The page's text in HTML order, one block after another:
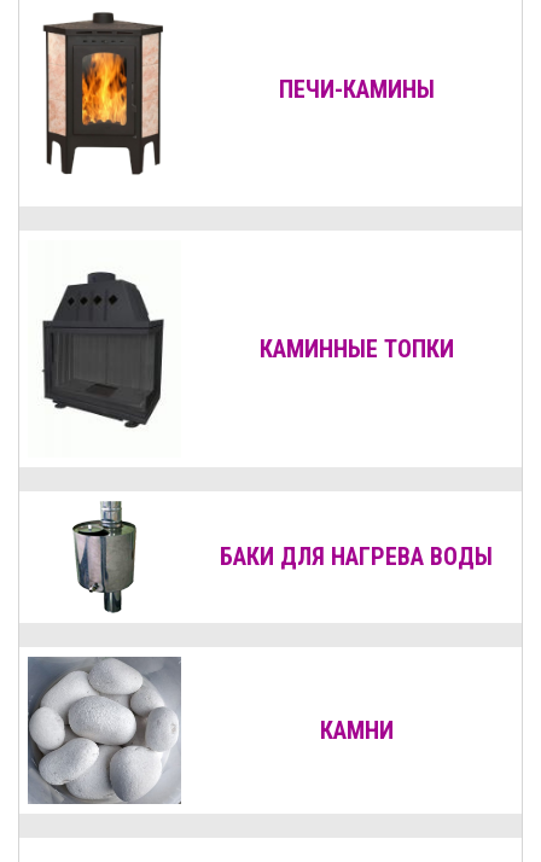
ПЕЧИ-КАМИНЫ
КАМИННЫЕ ТОПКИ
БАКИ ДЛЯ НАГРЕВА ВОДЫ
КАМНИ